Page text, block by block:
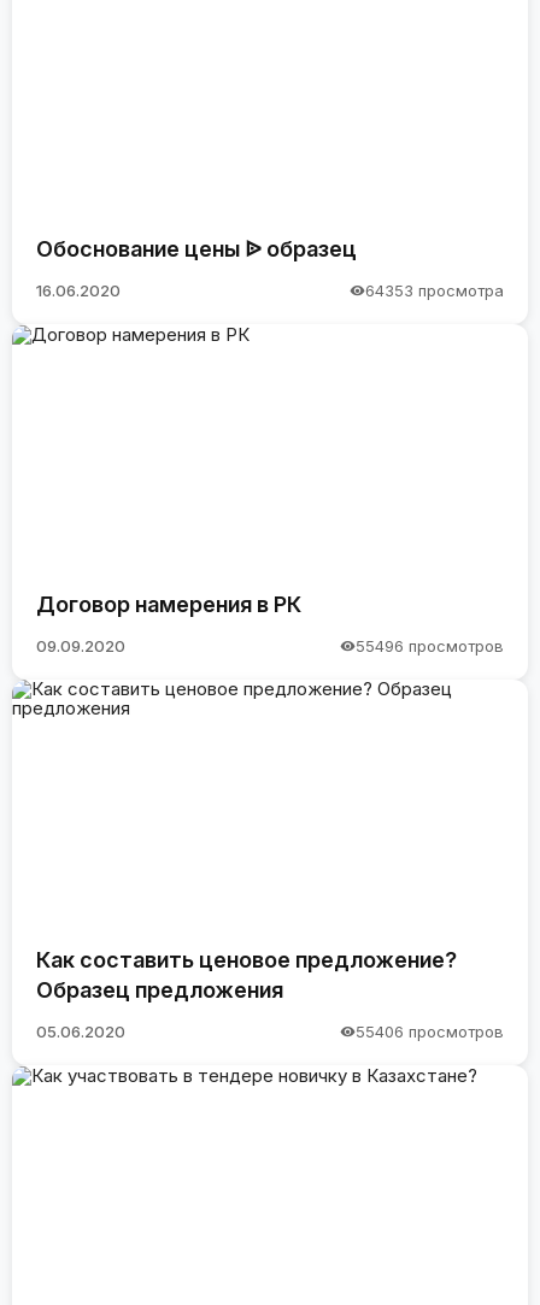
Обоснование цены ᐉ образец
16.06.2020 64353 просмотра
Договор намерения в РК
09.09.2020 55496 просмотров
Как составить ценовое предложение?
Образец предложения
05.06.2020 55406 просмотров